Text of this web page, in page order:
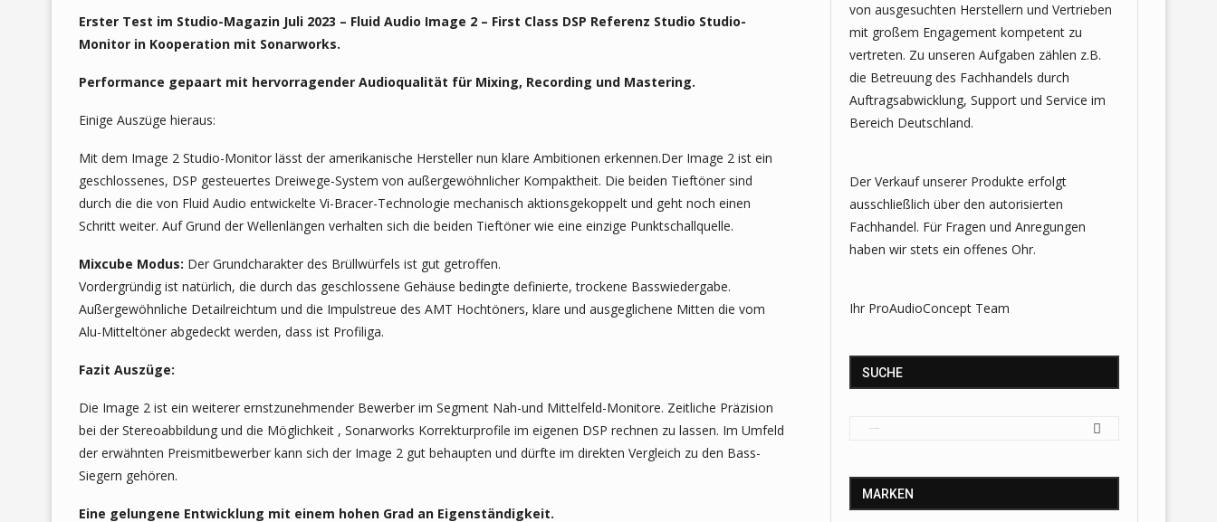
Erster Test im Studio-Magazin Juli 2023 – Fluid Audio Image 2 – First Class DSP Referenz Studio Studio-
Monitor in Kooperation mit Sonarworks.
Performance gepaart mit hervorragender Audioqualität für Mixing, Recording und Mastering.
Einige Auszüge hieraus:
Mit dem Image 2 Studio-Monitor lässt der amerikanische Hersteller nun klare Ambitionen erkennen.Der Image 2 ist ein
geschlossenes, DSP gesteuertes Dreiwege-System von außergewöhnlicher Kompaktheit. Die beiden Tieftöner sind
durch die die von Fluid Audio entwickelte Vi-Bracer-Technologie mechanisch aktionsgekoppelt und geht noch einen
Schritt weiter. Auf Grund der Wellenlängen verhalten sich die beiden Tieftöner wie eine einzige Punktschallquelle.
Mixcube Modus: Der Grundcharakter des Brüllwürfels ist gut getroffen.
Vordergründig ist natürlich, die durch das geschlossene Gehäuse bedingte definierte, trockene Basswiedergabe.
Außergewöhnliche Detailreichtum und die Impulstreue des AMT Hochtöners, klare und ausgeglichene Mitten die vom
Alu-Mitteltöner abgedeckt werden, dass ist Profiliga.
Fazit Auszüge:
Die Image 2 ist ein weiterer ernstzunehmender Bewerber im Segment Nah-und Mittelfeld-Monitore. Zeitliche Präzision
bei der Stereoabbildung und die Möglichkeit , Sonarworks Korrekturprofile im eigenen DSP rechnen zu lassen. Im Umfeld
der erwähnten Preismitbewerber kann sich der Image 2 gut behaupten und dürfte im direkten Vergleich zu den Bass-
Siegern gehören.
Eine gelungene Entwicklung mit einem hohen Grad an Eigenständigkeit.
von ausgesuchten Herstellern und Vertrieben
mit großem Engagement kompetent zu
vertreten. Zu unseren Aufgaben zählen z.B.
die Betreuung des Fachhandels durch
Auftragsabwicklung, Support und Service im
Bereich Deutschland.
Der Verkauf unserer Produkte erfolgt
ausschließlich über den autorisierten
Fachhandel. Für Fragen und Anregungen
haben wir stets ein offenes Ohr.
Ihr ProAudioConcept Team
SUCHE
MARKEN